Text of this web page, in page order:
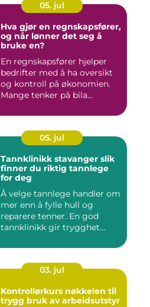
05. jul
Hva gjør en regnskapsfører,
og når lønner det seg å
bruke en?
En regnskapsfører hjelper
bedrifter med å ha oversikt
og kontroll på økonomien.
Mange tenker på bila...
05. jul
Tannklinikk stavanger slik
finner du riktig tannlege
for deg
Å velge tannlege handler om
mer enn å fylle hull og
reparere tenner. En god
tannklinikk gir trygghet...
03. jul
Kontrollørkurs nøkkelen til
trygg bruk av arbeidsutstyr